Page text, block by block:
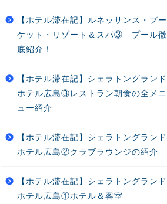
【ホテル滞在記】ルネッサンス・プー
ケット・リゾート＆スパ③ プール徹
底紹介！
【ホテル滞在記】シェラトングランド
ホテル広島③レストラン朝食の全メニ
ュー紹介
【ホテル滞在記】シェラトングランド
ホテル広島②クラブラウンジの紹介
【ホテル滞在記】シェラトングランド
ホテル広島①ホテル＆客室